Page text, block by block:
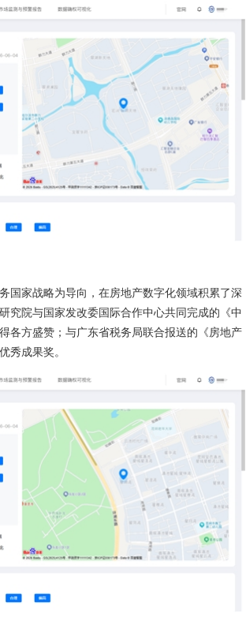
国家战略为导向，在房地产数字化领域积累了深
究院与国家发改委国际合作中心共同完成的《中
各方盛赞；与广东省税务局联合报送的《房地产
秀成果奖。